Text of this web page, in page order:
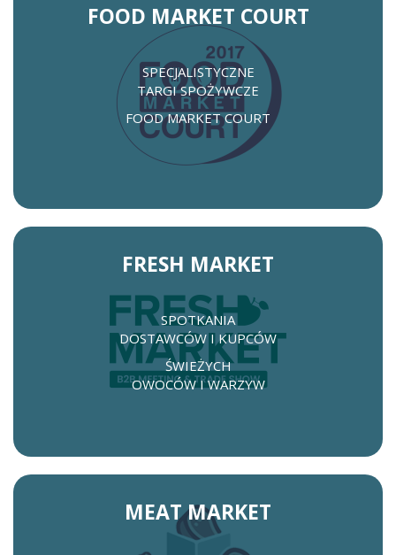
FOOD MARKET COURT
SPECJALISTYCZNE
TARGI SPOŻYWCZE
FOOD MARKET COURT
FRESH MARKET
SPOTKANIA
DOSTAWCÓW I KUPCÓW
ŚWIEŻYCH
OWOCÓW I WARZYW
MEAT MARKET